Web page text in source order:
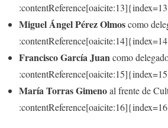
Miguel Ángel Pérez Olmoscomo
Francisco García Juancomo
María Torras Gimenoal frente de